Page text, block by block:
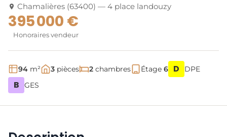
Chamalières (63400) — 4 place landouzy
395 000 €
Honoraires vendeur
94 m² 3 pièces 2 chambres Étage 6 D DPE
B GES